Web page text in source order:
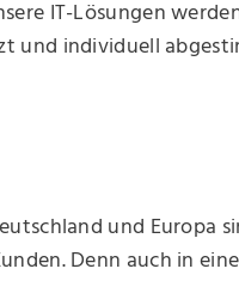
IT-Lösungen
und individuell
und Europa
Denn auch in eine